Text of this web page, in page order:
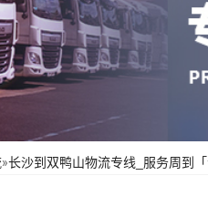
»长沙到双鸭山物流专线_服务周到